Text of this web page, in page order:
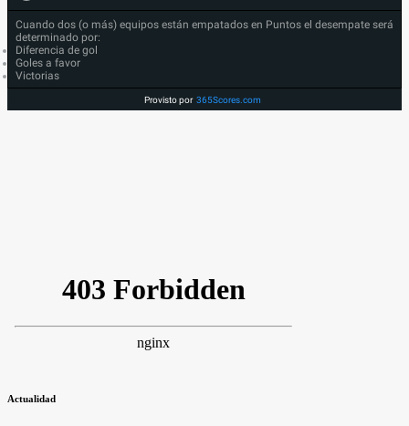
Cuando dos (o más) equipos están empatados en Puntos el desempate será
determinado por:
Diferencia de gol
Goles a favor
Victorias
Provisto por 365Scores.com
Actualidad